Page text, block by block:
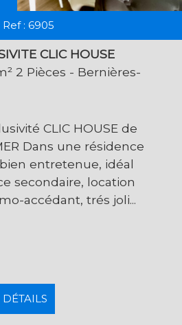
Ref : 6905
CLIC HOUSE
2 Pièces - Bernières-
CLIC HOUSE de
Dans une résidence
entretenue, idéal
secondaire, location
accédant, trés joli...
DÉTAILS